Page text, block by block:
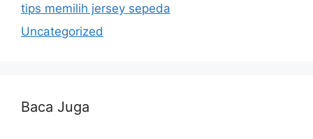
tips memilih jersey sepeda
Uncategorized
Baca Juga